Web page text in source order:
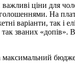
ціни для
На
варіанти, так і
званих «допів».
максимальний